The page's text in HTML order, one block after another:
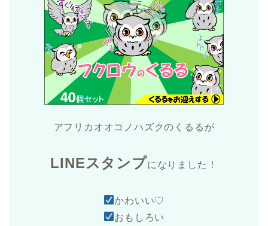
アフリカオオコノハズクのくるるが
LINEスタンプになりました！
かわいい♡
おもしろい